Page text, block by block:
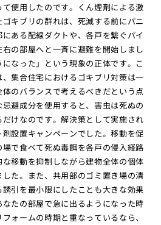
使用したのです。くん煙剤による激
キブリの群れは、死滅する前にパニ
ある配線ダクトや、各戸を繋ぐパイ
の部屋へと一斉に避難を開始しまし
なった」という現象の正体です。こ
集合住宅におけるゴキブリ対策は一
のバランスで考えるべきだという点
避成分を使用すると、害虫は死ぬの
けなのです。解決策として実施され
設置キャンペーンでした。移動を促
で食べて死ぬ毒餌を各戸の侵入経路
移動を抑制しながら建物全体の個体
た。また、共用部のゴミ置き場の清
引を最小限にしたことも大きな効果
たの部屋で急に出るようになった時
ォームの時期と重なっているなら、